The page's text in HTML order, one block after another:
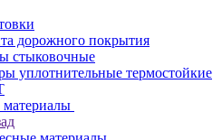
дорожного покрытия
стыковочные
уплотнительные термостойкие